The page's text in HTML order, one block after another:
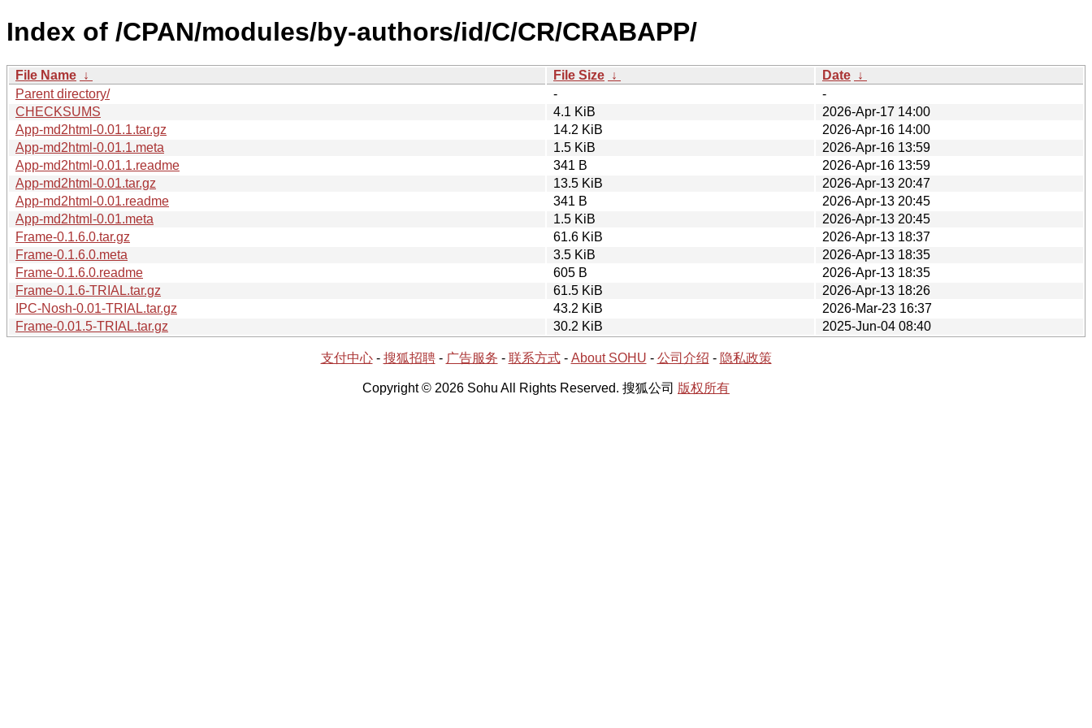
Index of /CPAN/modules/by-authors/id/C/CR/CRABAPP/
File Name ↓ File Size ↓ Date ↓
Parent directory/
-
-
CHECKSUMS
4.1 KiB
2026-Apr-17 14:00
App-md2html-0.01.1.tar.gz
14.2 KiB
2026-Apr-16 14:00
App-md2html-0.01.1.meta
1.5 KiB
2026-Apr-16 13:59
App-md2html-0.01.1.readme
341 B
2026-Apr-16 13:59
App-md2html-0.01.tar.gz
13.5 KiB
2026-Apr-13 20:47
App-md2html-0.01.readme
341 B
2026-Apr-13 20:45
App-md2html-0.01.meta
1.5 KiB
2026-Apr-13 20:45
Frame-0.1.6.0.tar.gz
61.6 KiB
2026-Apr-13 18:37
Frame-0.1.6.0.meta
3.5 KiB
2026-Apr-13 18:35
Frame-0.1.6.0.readme
605 B
2026-Apr-13 18:35
Frame-0.1.6-TRIAL.tar.gz
61.5 KiB
2026-Apr-13 18:26
IPC-Nosh-0.01-TRIAL.tar.gz
43.2 KiB
2026-Mar-23 16:37
Frame-0.01.5-TRIAL.tar.gz
30.2 KiB 2025-Jun-04 08:40
支付中心- 搜狐招聘- 广告服务 - 联系方式- About SOHU - 公司介绍 - 隐私政策
Copyright © 2026 Sohu All Rights Reserved. 搜狐公司 版权所有